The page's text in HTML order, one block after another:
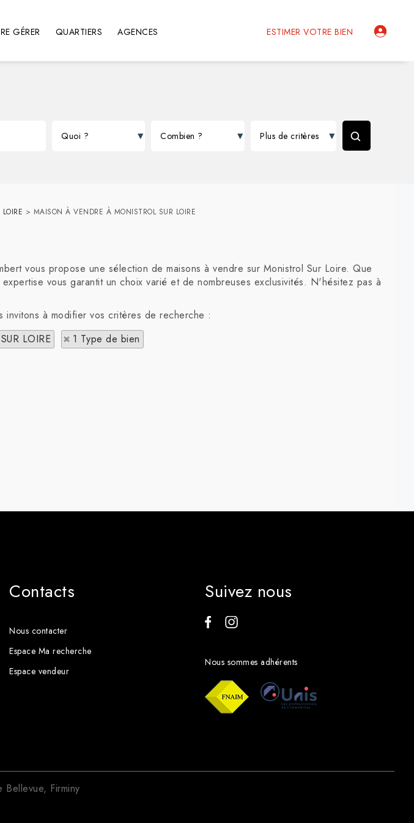
ESTIMER VOTRE BIEN
GÉRER QUARTIERS AGENCES
> MAISON À VENDRE À MONISTROL SUR LOIRE
vous propose une sélection de maisons à vendre sur Monistrol Sur Loire. Que
vous garantit un choix varié et de nombreuses exclusivités. N'hésitez pas à
à modifier vos critères de recherche :
LOIRE
1 Type de bien
Contacts
Nous contacter
Espace Ma recherche
Espace vendeur
Suivez nous
Nous sommes adhérents
Bellevue, Firminy